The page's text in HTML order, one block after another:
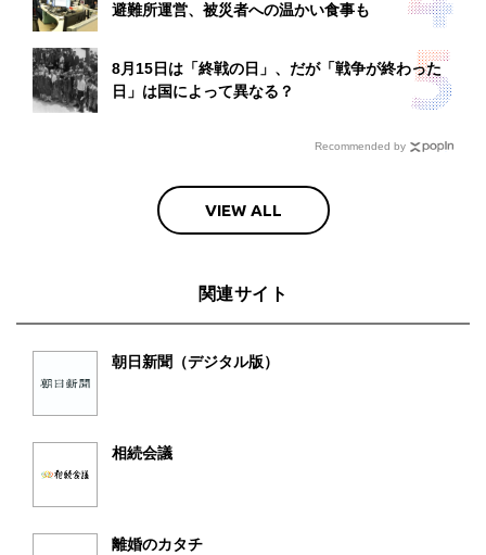
避難所運営、被災者への温かい食事も
8月15日は「終戦の日」、だが「戦争が終わった
日」は国によって異なる？
Recommended by
VIEW ALL
関連サイト
朝日新聞（デジタル版）
相続会議
離婚のカタチ